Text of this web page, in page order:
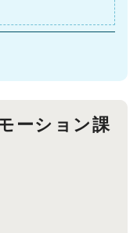
ーション課